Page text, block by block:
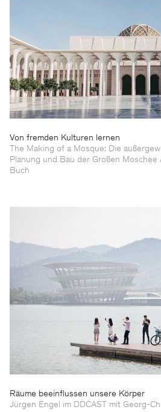
Von fremden Kulturen lernen
The Making of a Mosque: Die
Planung und Bau der Großen Moschee
Buch
Räume beeinflussen unsere Körper
Jürgen Engel im DDCAST mit Georg-